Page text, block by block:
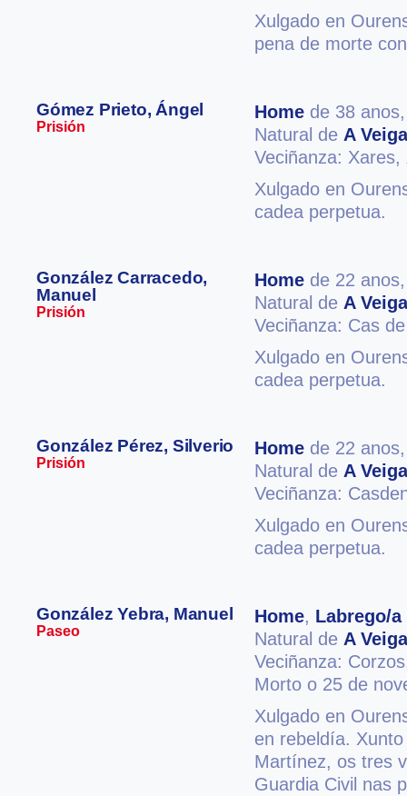
Xulgado en
pena de morte
Gómez Prieto, Ángel
Prisión
Home de 38
Natural de A Veiga
Veciñanza: Xares,
Xulgado en
cadea perpetua.
González Carracedo,
Manuel
Prisión
Home de 22
Natural de A Veiga
Veciñanza: Cas
Xulgado en
cadea perpetua.
González Pérez, Silverio
Prisión
Home de 22
Natural de A Veiga
Veciñanza:
Xulgado en
cadea perpetua.
González Yebra, Manuel
Paseo
Home, Labrego/a
Natural de A Veiga
Veciñanza:
Morto o 25 de
Xulgado en
en rebeldía.
Martínez, os tres
Guardia Civil nas